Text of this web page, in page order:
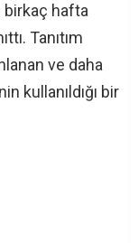
birkaç hafta
Tanıtım
ve daha
kullanıldığı bir